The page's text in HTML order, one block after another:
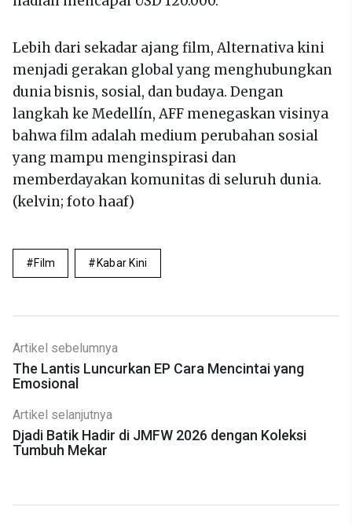
Lebih dari sekadar ajang film, Alternativa kini
menjadi gerakan global yang menghubungkan
dunia bisnis, sosial, dan budaya. Dengan
langkah ke Medellín, AFF menegaskan visinya
bahwa film adalah medium perubahan sosial
yang mampu menginspirasi dan
memberdayakan komunitas di seluruh dunia.
(kelvin; foto haaf)
Film Kabar Kini
Artikel sebelumnya
The Lantis Luncurkan EP Cara Mencintai yang
Emosional
Artikel selanjutnya
Djadi Batik Hadir di JMFW 2026 dengan Koleksi
Tumbuh Mekar